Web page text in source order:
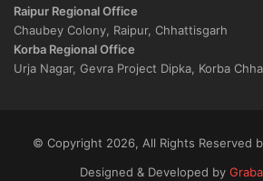
Raipur Regional Office
Chaubey Colony, Raipur, Chhattisgarh
Korba Regional Office
Urja Nagar, Gevra Project Dipka, Korba
© Copyright 2026, All Rights Reserved
Designed & Developed by